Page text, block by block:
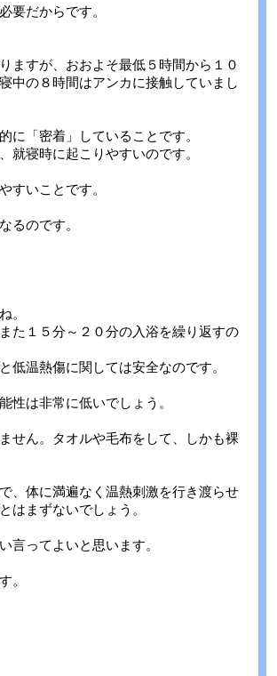
要だからです。
ますが、おおよそ最低５時間から１０
中の８時間はアンカに接触していまし
に「密着」していることです。
就寝時に起こりやすいのです。
すいことです。
るのです。
。
た１５分～２０分の入浴を繰り返すの
低温熱傷に関しては安全なのです。
性は非常に低いでしょう。
せん。タオルや毛布をして、しかも裸
、体に満遍なく温熱刺激を行き渡らせ
はまずないでしょう。
言ってよいと思います。
。